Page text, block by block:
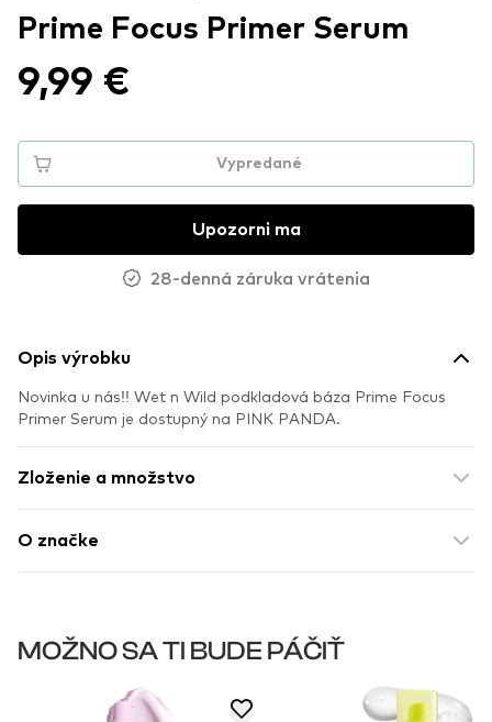
Prime Focus Primer Serum
9,99 €
Vypredané
Upozorni ma
28-denná záruka vrátenia
Opis výrobku
Novinka u nás!! Wet n Wild podkladová báza Prime Focus
Primer Serum je dostupný na PINK PANDA.
Zloženie a množstvo
O značke
MOŽNO SA TI BUDE PÁČIŤ